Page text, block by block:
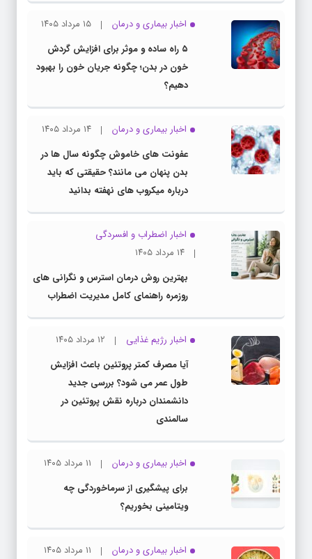
اخبار بیماری و درمان
۱۵ مرداد ۱۴۰۵
۵ راه ساده و موثر برای افزایش گردش
خون در بدن؛ چگونه جریان خون را بهبود
دهیم؟
اخبار بیماری و درمان
۱۴ مرداد ۱۴۰۵
عفونت های خاموش چگونه سال ها در
بدن پنهان می مانند؟ حقیقتی که باید
درباره میکروب های نهفته بدانید
اخبار اضطراب و افسردگی
۱۴ مرداد ۱۴۰۵
بهترین روش درمان استرس و نگرانی های
روزمره راهنمای کامل مدیریت اضطراب
اخبار رژیم غذایی
۱۲ مرداد ۱۴۰۵
آیا مصرف کمتر پروتئین باعث افزایش
طول عمر می شود؟ بررسی جدید
دانشمندان درباره نقش پروتئین در
سالمندی
اخبار بیماری و درمان
۱۱ مرداد ۱۴۰۵
برای پیشگیری از سرماخوردگی چه
ویتامینی بخوریم؟
اخبار بیماری و درمان
۱۱ مرداد ۱۴۰۵